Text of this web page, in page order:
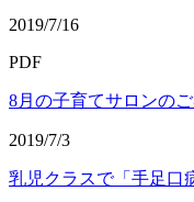
2019/7/16
PDF
8月の子育てサロンの
2019/7/3
乳児クラスで「手足口